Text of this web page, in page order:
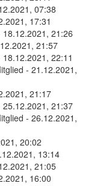
07:38
17:31
18.12.2021, 21:26
21:57
18.12.2021, 22:11
- 21.12.2021,
21:17
25.12.2021, 21:37
- 26.12.2021,
20:02
13:14
21:05
16:00